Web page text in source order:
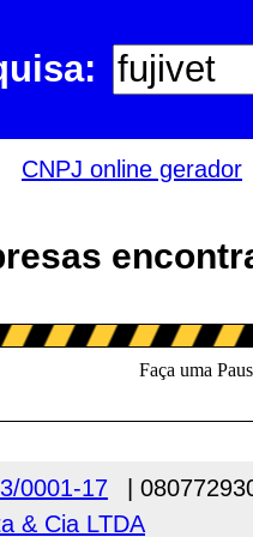
CNPJ online gerador
0001-17
|
& Cia LTDA